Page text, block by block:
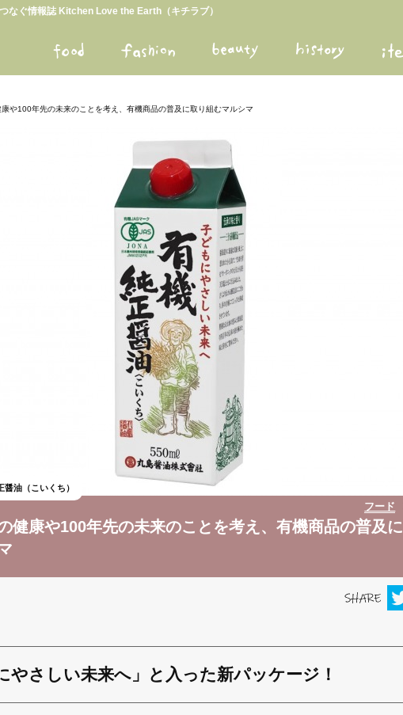
なぐ情報誌 Kitchen Love the Earth（キチラブ）
や100年先の未来のことを考え、有機商品の普及に取り組むマルシマ
醤油（こいくち）
フード
健康や100年先の未来のことを考え、有機商品の普及
やさしい未来へ」と入った新パッケージ！